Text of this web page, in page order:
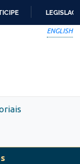
ENGLISH